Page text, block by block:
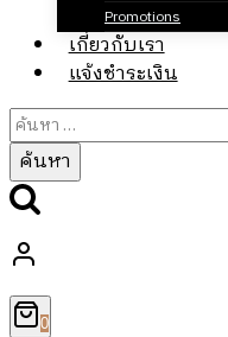
Promotions
เกี่ยวกับเรา
แจ้งชำระเงิน
ค้นหา
สำหรับ:
0